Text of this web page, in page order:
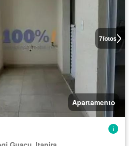
7fotos
Apartamento